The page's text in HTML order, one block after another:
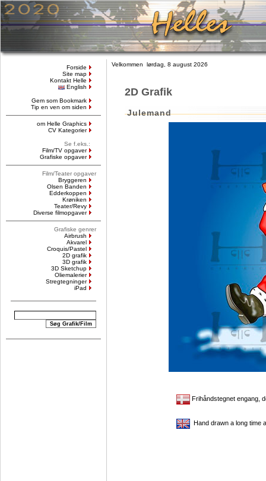
Forside
Site map
Kontakt Helle
English
Gem som Bookmark
Tip en ven om siden
om Helle Graphics
CV Kategorier
Se f.eks.:
Film/TV opgaver
Grafiske opgaver
Film/Teater opgaver
Bryggeren
Olsen Banden
Edderkoppen
Krøniken
Teater/Revy
Diverse filmopgaver
Grafiske genrer
Airbrush
Akvarel
Croquis/Pastel
2D grafik
3D grafik
3D Sketchup
Oliemalerier
Stregtegninger
iPad
Velkommen lørdag, 8 august 2026
2D Grafik
Julemand
Frihåndstegnet engang,
Hand drawn a long time